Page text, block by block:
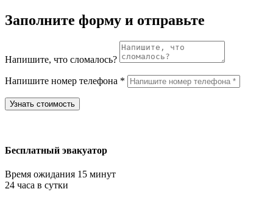
Заполните форму и отправьте
Напишите, что сломалось?
Напишите номер телефона *
Узнать стоимость
Бесплатный эвакуатор
Время ожидания 15 минут
24 часа в сутки